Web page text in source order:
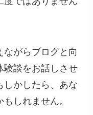
がらブログと向
験談をお話しさせ
しかしたら、あな
しれません。